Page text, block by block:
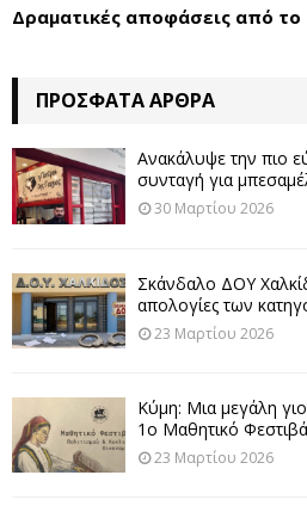
Δραματικές αποφάσεις από
ΠΡΌΣΦΑΤΑ ΆΡΘΡΑ
Ανακάλυψε την πιο
συνταγή για
30 Μαρτίου 2026
Σκάνδαλο ΔΟΥ
απολογίες των
23 Μαρτίου 2026
Κύμη: Μια μεγάλη
1ο Μαθητικό
23 Μαρτίου 2026